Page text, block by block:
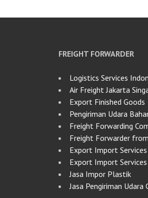
FREIGHT FORWARDER
Logistics Services
Air Freight Jakarta
Export Finished Goods
Pengiriman Udara
Freight Forwarding
Freight Forwarder
Export Import
Export Import Services
Jasa Impor Plastik
Jasa Pengiriman Udara